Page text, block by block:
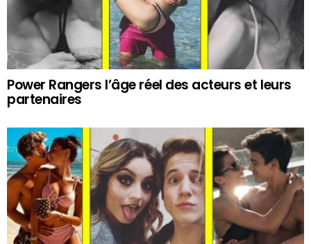
Power Rangers l’âge réel des acteurs et leurs
partenaires